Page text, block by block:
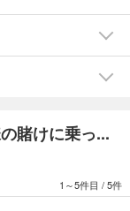
賭けに乗っ...
1～5件目 /5件